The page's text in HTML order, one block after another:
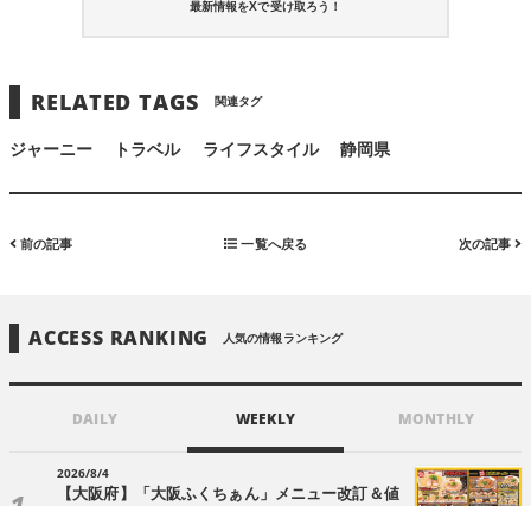
最新情報をXで受け取ろう！
RELATED TAGS 関連タグ
ジャーニー トラベル ライフスタイル 静岡県
前の記事 一覧へ戻る 次の記事
ACCESS RANKING 人気の情報ランキング
DAILY WEEKLY MONTHLY
2026/8/4
【大阪府】「大阪ふくちぁん」メニュー改訂＆値